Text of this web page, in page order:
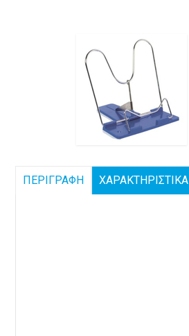
ΠΕΡΙΓΡΑΦΗ ΧΑΡΑΚΤΗΡΙΣΤΙΚΑ